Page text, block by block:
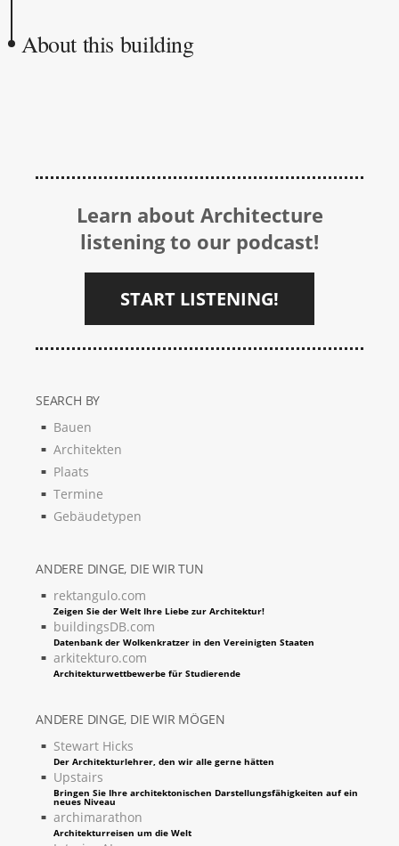
About this building
Learn about Architecture
listening to our podcast!
START LISTENING!
SEARCH BY
Bauen
Architekten
Plaats
Termine
Gebäudetypen
ANDERE DINGE, DIE WIR TUN
rektangulo.com
Zeigen Sie der Welt Ihre Liebe zur Architektur!
buildingsDB.com
Datenbank der Wolkenkratzer in den Vereinigten Staaten
arkitekturo.com
Architekturwettbewerbe für Studierende
ANDERE DINGE, DIE WIR MÖGEN
Stewart Hicks
Der Architekturlehrer, den wir alle gerne hätten
Upstairs
Bringen Sie Ihre architektonischen Darstellungsfähigkeiten auf ein
neues Niveau
archimarathon
Architekturreisen um die Welt